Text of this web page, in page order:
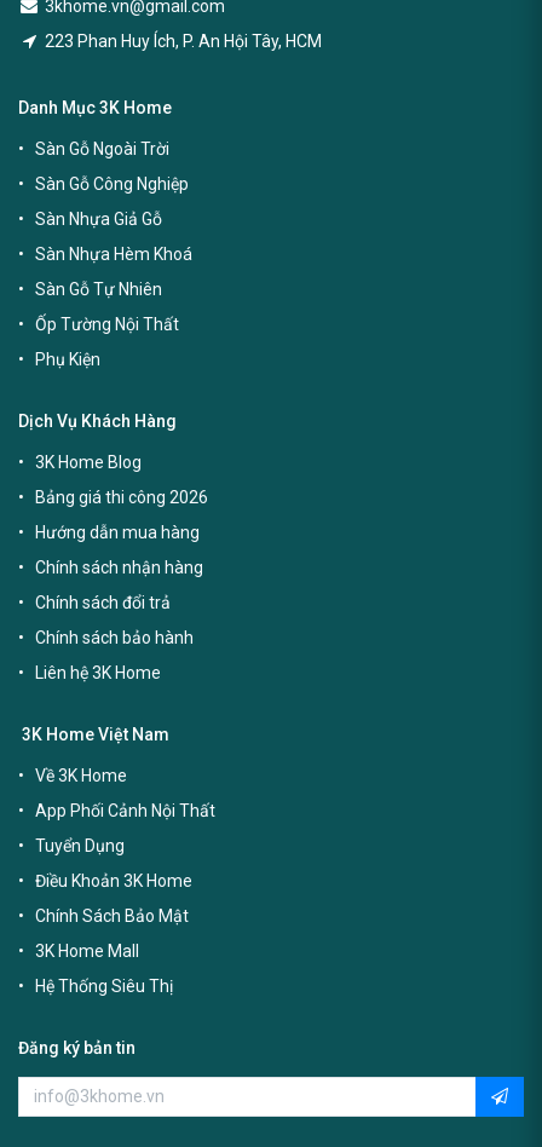
3khome.vn@gmail.com
223 Phan Huy Ích, P. An Hội Tây, HCM
Danh Mục 3K Home
Sàn Gỗ Ngoài Trời
Sàn Gỗ Công Nghiệp
Sàn Nhựa Giả Gỗ
Sàn Nhựa Hèm Khoá
Sàn Gỗ Tự Nhiên
Ốp Tường Nội Thất
Phụ Kiện
Dịch Vụ Khách Hàng
3K Home Blog
Bảng giá thi công 2026
Hướng dẫn mua hàng
Chính sách nhận hàng
Chính sách đổi trả
Chính sách bảo hành
Liên hệ 3K Home
3K Home Việt Nam
Về 3K Home
App Phối Cảnh Nội Thất
Tuyển Dụng
Điều Khoản 3K Home
Chính Sách Bảo Mật
3K Home Mall
Hệ Thống Siêu Thị
Đăng ký bản tin